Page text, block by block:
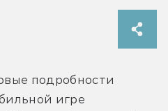
подробности
игре